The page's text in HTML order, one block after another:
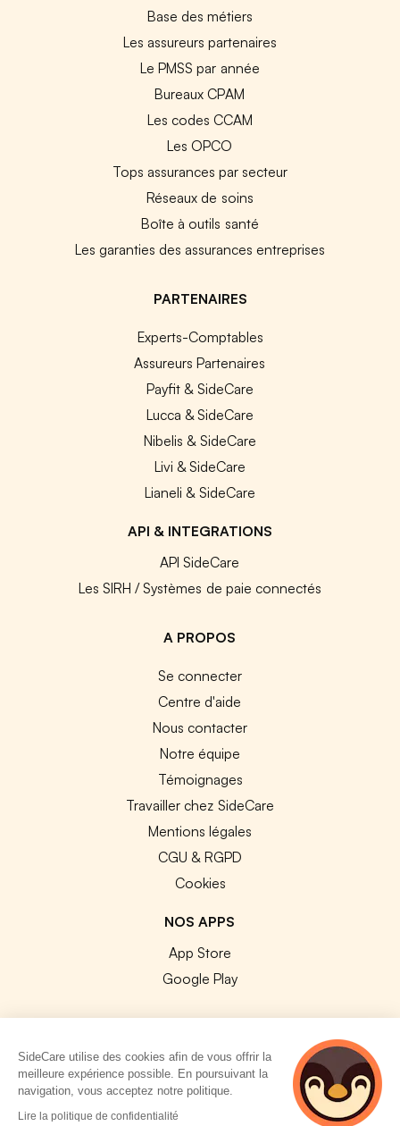
Base des métiers
Les assureurs partenaires
Le PMSS par année
Bureaux CPAM
Les codes CCAM
Les OPCO
Tops assurances par secteur
Réseaux de soins
Boîte à outils santé
Les garanties des assurances entreprises
PARTENAIRES
Experts-Comptables
Assureurs Partenaires
Payfit & SideCare
Lucca & SideCare
Nibelis & SideCare
Livi & SideCare
Lianeli & SideCare
API & INTEGRATIONS
API SideCare
Les SIRH / Systèmes de paie connectés
A PROPOS
Se connecter
Centre d'aide
Nous contacter
Notre équipe
Témoignages
Travailler chez SideCare
Mentions légales
CGU & RGPD
Cookies
NOS APPS
App Store
Google Play
© 2026 SideCare. Tous droits réservés.
SideCare utilise des cookies afin de vous offrir la
meilleure expérience possible. En poursuivant la
navigation, vous acceptez notre politique.
Lire la politique de confidentialité
4 personnes